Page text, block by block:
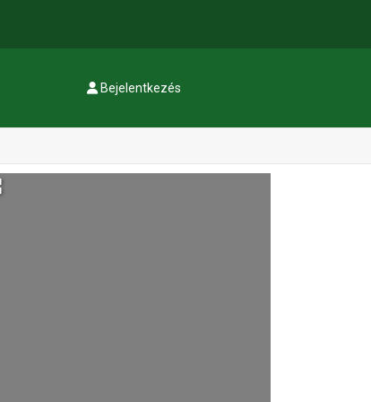
Bejelentkezés
Regisztráció